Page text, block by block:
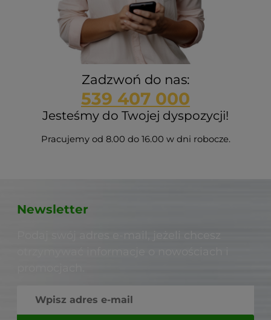
Zadzwoń do nas:
539 407 000
Jesteśmy do Twojej dyspozycji!
Pracujemy od 8.00 do 16.00 w dni robocze.
Newsletter